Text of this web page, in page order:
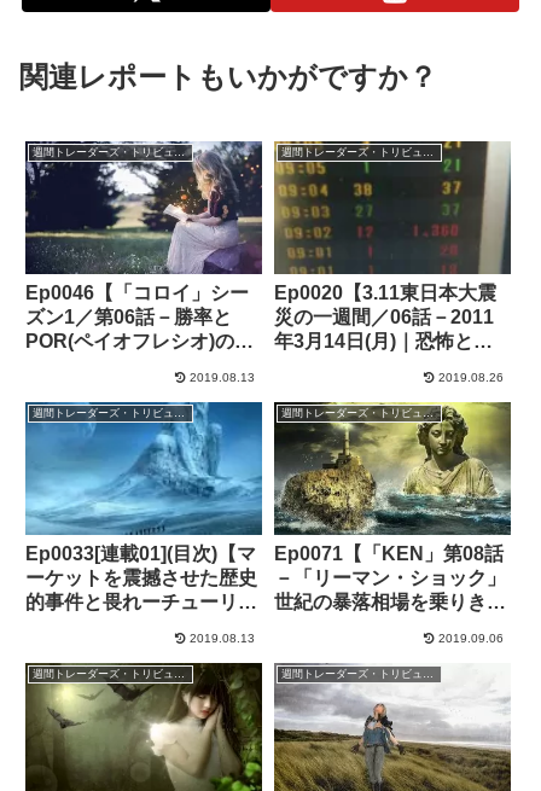
関連レポートもいかがですか？
週間トレーダーズ・トリビューン
Ep0046【「コロイ」シー
ズン1／第06話－勝率と
POR(ペイオフレシオ)の重
2019.08.13
Ep0020【3.11東日本大震
災の一週間／06話－2011
年3月14日(月)｜恐怖と絶
日、日経平均株価-6.2%】
2019.08.26
Ep0033[連載01](目次)【マ
ーケットを震撼させた歴史
的事件と畏れーチューリッ
画、南海泡沫事件】
2019.08.13
週間トレーダーズ・トリビューン
Ep0071【「KEN」第08話
－「リーマン・ショック」
世紀の暴落相場を乗りきっ
2019.09.06